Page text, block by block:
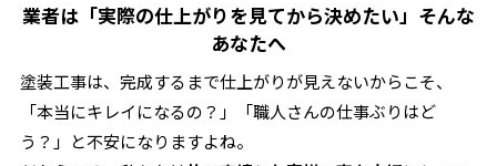
業者は「実際の仕上がりを見てから決めたい」そんな
あなたへ
塗装工事は、完成するまで仕上がりが見えないからこそ、
「本当にキレイになるの？」「職人さんの仕事ぶりはど
う？」と不安になりますよね。